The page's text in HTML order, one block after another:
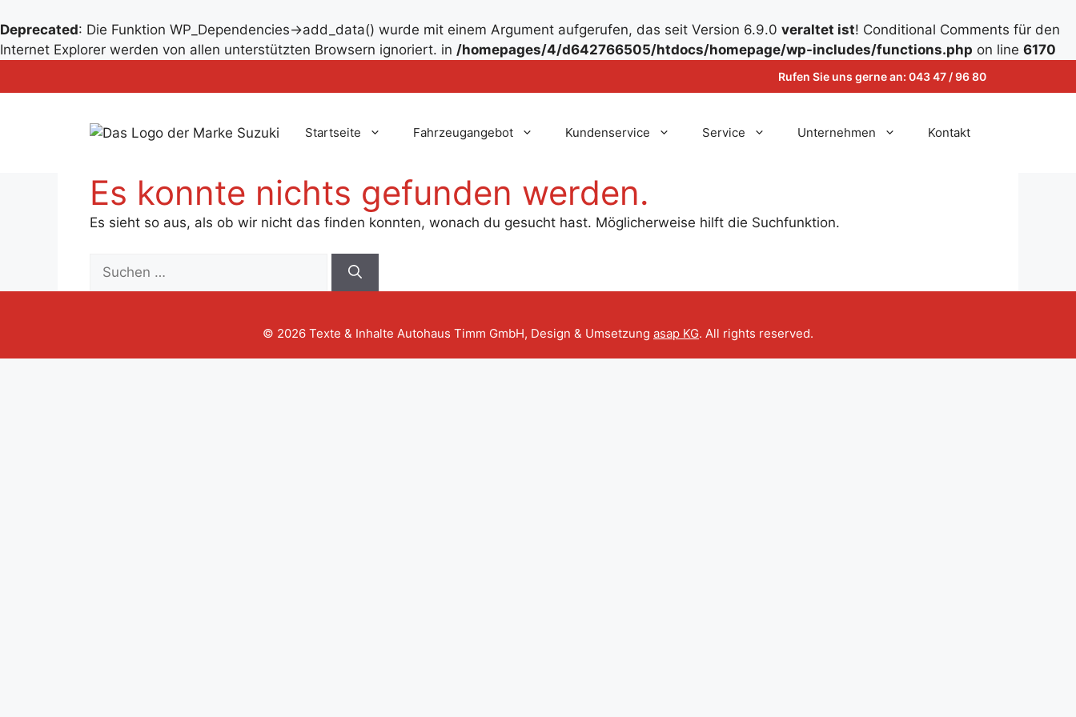
Deprecated: Die Funktion WP_Dependencies->add_data() wurde mit einem Argument aufgerufen, das seit Version 6.9.0 veraltet ist! Conditional Comments für den
Internet Explorer werden von allen unterstützten Browsern ignoriert. in /homepages/4/d642766505/htdocs/homepage/wp-includes/functions.php on line 6170
Zum
Inhalt
Inhalt
Rufen Sie uns gerne an: 043 47 / 96 80
Startseite Fahrzeugangebot Kundenservice Service Unternehmen Kontakt
Es konnte nichts gefunden werden.
Es sieht so aus, als ob wir nicht das finden konnten, wonach du gesucht hast. Möglicherweise hilft die Suchfunktion.
nach:
© 2026 Texte & Inhalte Autohaus Timm GmbH, Design & Umsetzung asap KG. All rights reserved.